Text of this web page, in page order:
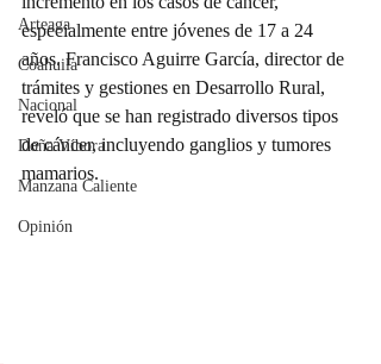
Arteaga
Coahuila
Nacional
Doña Víbora
Manzana Caliente
Opinión
especialmente entre jóvenes de 17 a 24
años. Francisco Aguirre García, director de
trámites y gestiones en Desarrollo Rural,
reveló que se han registrado diversos tipos
de cáncer, incluyendo ganglios y tumores
mamarios.